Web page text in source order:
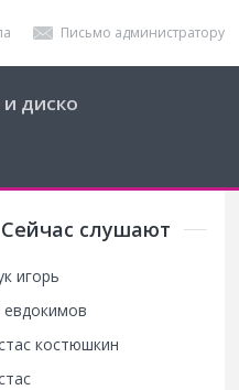
Письмо администратору
диско
Сейчас слушают
игорь
костюшкин